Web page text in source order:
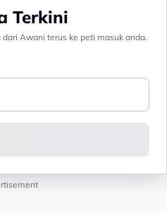
Terkini
Awani terus ke peti masuk anda.